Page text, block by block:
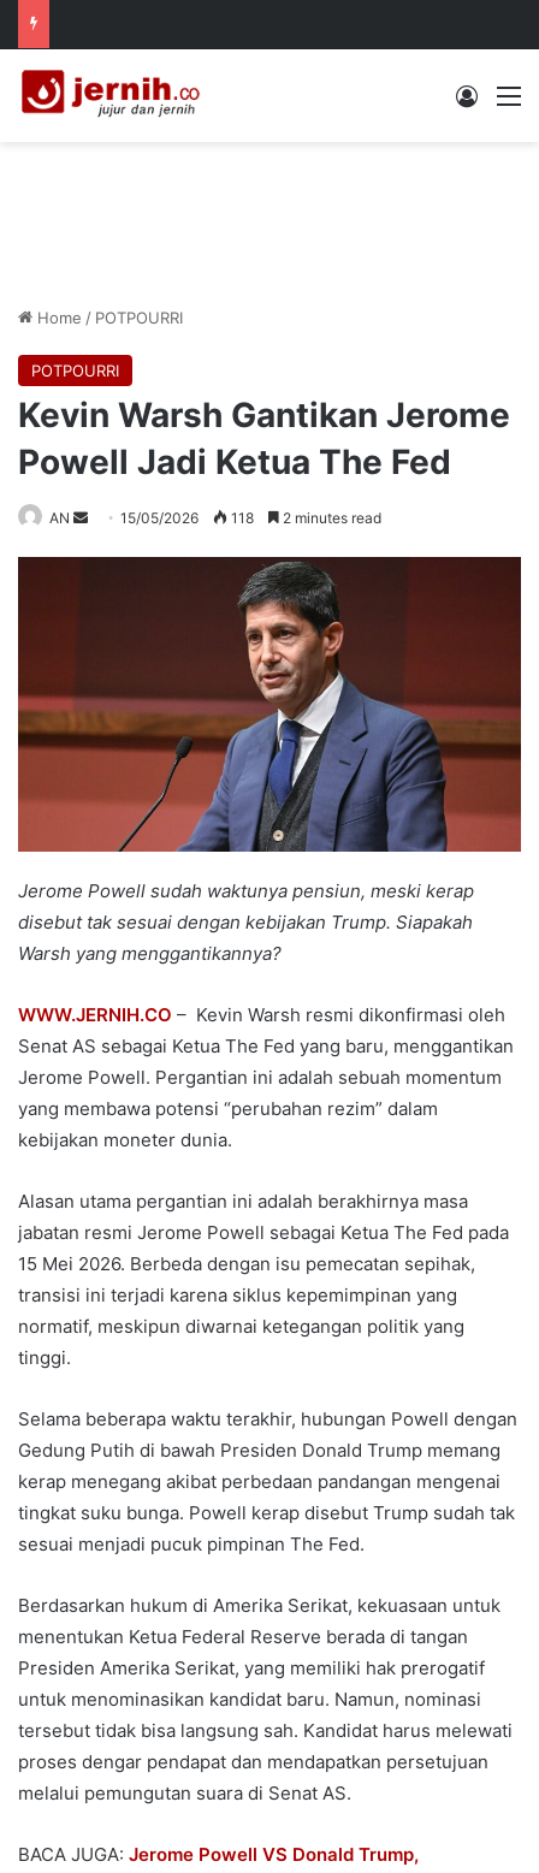
Log In
Home / POTPOURRI
POTPOURRI
Kevin Warsh Gantikan Jerome
Powell Jadi Ketua The Fed
AN
Send15/05/2026 118 2 minutes read
Jerome Powell sudah waktunya pensiun, meski kerap
disebut tak sesuai dengan kebijakan Trump. Siapakah
Warsh yang menggantikannya?
WWW.JERNIH.CO – Kevin Warsh resmi dikonfirmasi oleh
Senat AS sebagai Ketua The Fed yang baru, menggantikan
Jerome Powell. Pergantian ini adalah sebuah momentum
yang membawa potensi “perubahan rezim” dalam
kebijakan moneter dunia.
Alasan utama pergantian ini adalah berakhirnya masa
jabatan resmi Jerome Powell sebagai Ketua The Fed pada
15 Mei 2026. Berbeda dengan isu pemecatan sepihak,
transisi ini terjadi karena siklus kepemimpinan yang
normatif, meskipun diwarnai ketegangan politik yang
tinggi.
Selama beberapa waktu terakhir, hubungan Powell dengan
Gedung Putih di bawah Presiden Donald Trump memang
kerap menegang akibat perbedaan pandangan mengenai
tingkat suku bunga. Powell kerap disebut Trump sudah tak
sesuai menjadi pucuk pimpinan The Fed.
Berdasarkan hukum di Amerika Serikat, kekuasaan untuk
menentukan Ketua Federal Reserve berada di tangan
Presiden Amerika Serikat, yang memiliki hak prerogatif
untuk menominasikan kandidat baru. Namun, nominasi
tersebut tidak bisa langsung sah. Kandidat harus melewati
proses dengar pendapat dan mendapatkan persetujuan
melalui pemungutan suara di Senat AS.
BACA JUGA: Jerome Powell VS Donald Trump,